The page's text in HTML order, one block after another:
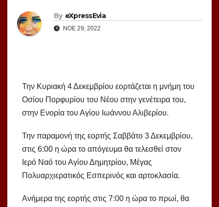
By eXpressEvia
ΝΟΈ 29, 2022
Την Κυριακή 4 Δεκεμβρίου εορτάζεται η μνήμη του
Οσίου Πορφυρίου του Νέου στην γενέτειρα του,
στην Ενορία του Αγίου Ιωάννου Αλιβερίου.
Την παραμονή της εορτής Σαββάτο 3 Δεκεμβρίου,
στις 6:00 η ώρα το απόγευμα θα τελεσθεί στον
Ιερό Ναό του Αγίου Δημητρίου, Μέγας
Πολυαρχιερατικός Εσπερινός και αρτοκλασία.
Ανήμερα της εορτής στις 7:00 η ώρα το πρωί, θα